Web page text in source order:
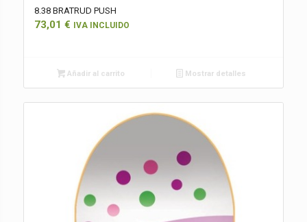
8.38 BRATRUD PUSH
73,01 € IVA INCLUIDO
Añadir al carrito Mostrar detalles